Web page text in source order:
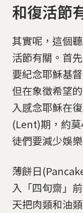
和復活節
其實呢，這個
活節有關。首
要紀念耶穌基
但在象徵希望
入感念耶穌在
(Lent)期，約
徒們要減少娛
薄餅日
入「四旬齋」
天把肉類和油